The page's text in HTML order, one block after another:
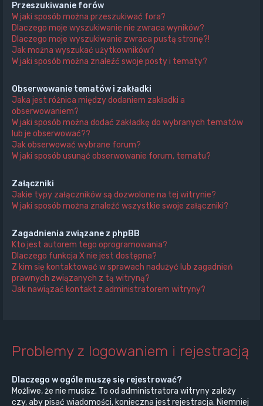
Przeszukiwanie forów
W jaki sposób można przeszukiwać fora?
Dlaczego moje wyszukiwanie nie zwraca wyników?
Dlaczego moje wyszukiwanie zwraca pustą stronę?!
Jak można wyszukać użytkowników?
W jaki sposób można znaleźć swoje posty i tematy?
Obserwowanie tematów i zakładki
Jaka jest różnica między dodaniem zakładki a
obserwowaniem?
W jaki sposób można dodać zakładkę do wybranych tematów
lub je obserwować??
Jak obserwować wybrane forum?
W jaki sposób usunąć obserwowanie forum, tematu?
Załączniki
Jakie typy załączników są dozwolone na tej witrynie?
W jaki sposób można znaleźć wszystkie swoje załączniki?
Zagadnienia związane z phpBB
Kto jest autorem tego oprogramowania?
Dlaczego funkcja X nie jest dostępna?
Z kim się kontaktować w sprawach nadużyć lub zagadnień
prawnych związanych z tą witryną?
Jak nawiązać kontakt z administratorem witryny?
Problemy z logowaniem i rejestracją
Dlaczego w ogóle muszę się rejestrować?
Możliwe, że nie musisz. To od administratora witryny zależy
czy, aby pisać wiadomości, konieczna jest rejestracja. Niemniej